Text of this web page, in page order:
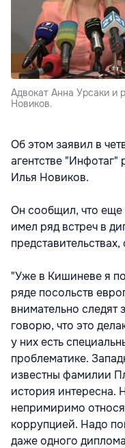
Адвокат Анна Урсаки и
Новиков.
Об этом заявил в
агентстве "Инфотаг"
Илья Новиков.
Он сообщил, что еще
имел ряд встреч в
"Уже в Кишиневе я
ряде посольств
внимательно следят
говорю, что это
у них есть
проблематике.
известны фамилии
история интересна.
непримиримо
коррупцией. Надо
даже одного